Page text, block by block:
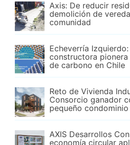
Axis: De reducir
demolición de
comunidad
Echeverría
constructora pionera
de carbono en Chile
Reto de Vivienda
Consorcio ganador
pequeño
AXIS Desarrollos
economía circular